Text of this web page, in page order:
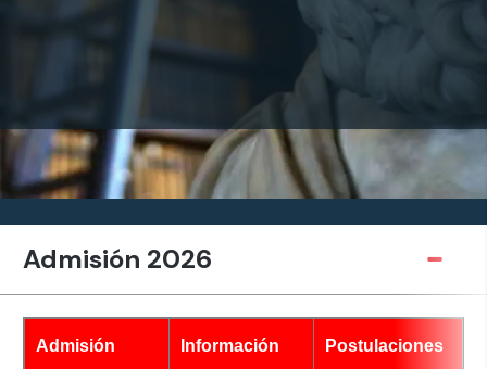
Admisión 2026
Admisión Información Postulaciones